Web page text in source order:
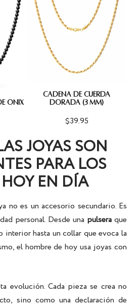
ÓNIX
CADENA DE CUERDA
DORADA (3 MM)
$39.95
JOYAS SON
PARA LOS
EN DÍA
no es un accesorio secundario. Es
personal. Desde una pulsera que
hasta un collar que evoca la
el hombre de hoy usa joyas con
evolución. Cada pieza se crea no
sino como una declaración de